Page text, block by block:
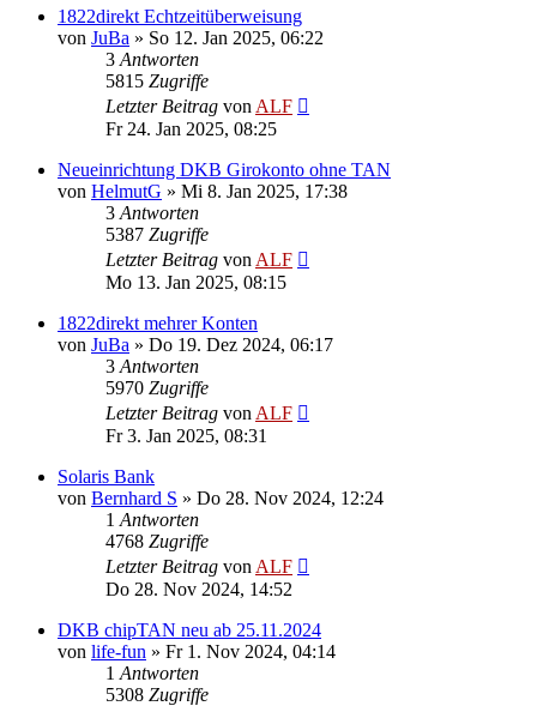
1822direkt Echtzeitüberweisung
von JuBa » So 12. Jan 2025, 06:22
3 Antworten
5815 Zugriffe
Letzter Beitrag von ALF
Fr 24. Jan 2025, 08:25
Neueinrichtung DKB Girokonto ohne TAN
von HelmutG » Mi 8. Jan 2025, 17:38
3 Antworten
5387 Zugriffe
Letzter Beitrag von ALF
Mo 13. Jan 2025, 08:15
1822direkt mehrer Konten
von JuBa » Do 19. Dez 2024, 06:17
3 Antworten
5970 Zugriffe
Letzter Beitrag von ALF
Fr 3. Jan 2025, 08:31
Solaris Bank
von Bernhard S » Do 28. Nov 2024, 12:24
1 Antworten
4768 Zugriffe
Letzter Beitrag von ALF
Do 28. Nov 2024, 14:52
DKB chipTAN neu ab 25.11.2024
von life-fun » Fr 1. Nov 2024, 04:14
1 Antworten
5308 Zugriffe